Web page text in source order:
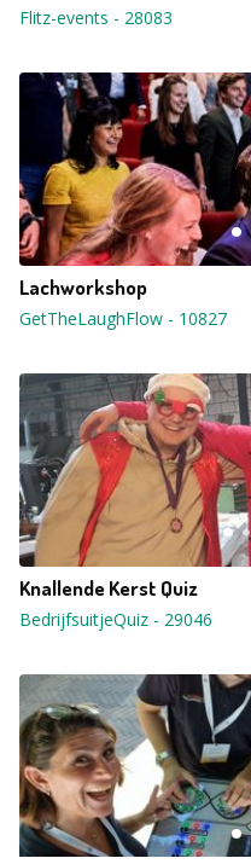
Flitz-events - 28083
Lachworkshop
GetTheLaughFlow - 10827
Knallende Kerst Quiz
BedrijfsuitjeQuiz - 29046